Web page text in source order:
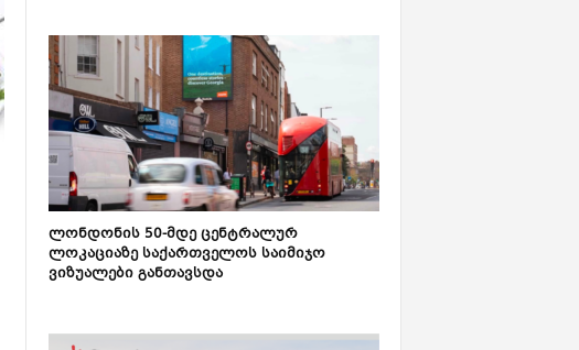
ლონდონის 50-მდე ცენტრალურ
ლოკაციაზე საქართველოს საიმიჯო
ვიზუალები განთავსდა